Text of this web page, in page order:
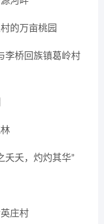
的万亩桃园
桥回族镇葛岭村
夭，灼灼其华”
庄村